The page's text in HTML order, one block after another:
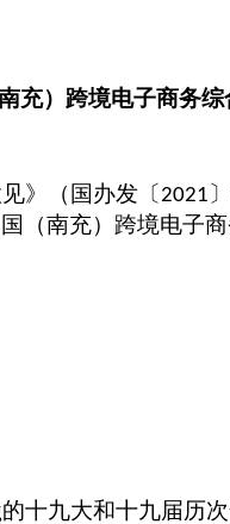
充）跨境电子商务
》（国办发〔2021〕
（南充）跨境电子
十九大和十九届